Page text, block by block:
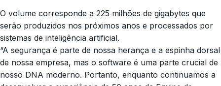
O volume corresponde a 225 milhões de gigabytes que
serão produzidos nos próximos anos e processados por
sistemas de inteligência artificial.
“A segurança é parte de nossa herança e a espinha dorsal
de nossa empresa, mas o software é uma parte crucial de
nosso DNA moderno. Portanto, enquanto continuamos a